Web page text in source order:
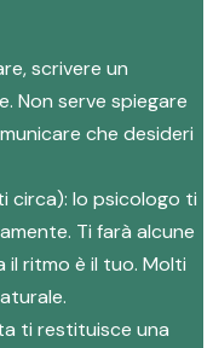
scrivere un
Non serve spiegare
che desideri
circa): lo psicologo ti
Ti farà alcune
il ritmo è il tuo. Molti
ti restituisce una